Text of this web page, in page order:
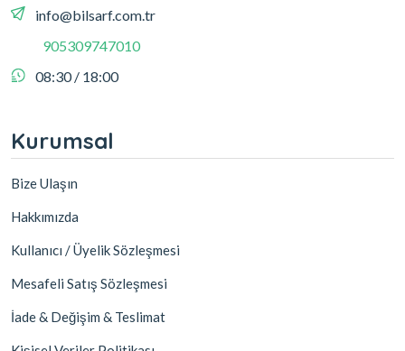
info@bilsarf.com.tr
905309747010
08:30 / 18:00
Kurumsal
Bize Ulaşın
Hakkımızda
Kullanıcı / Üyelik Sözleşmesi
Mesafeli Satış Sözleşmesi
İade & Değişim & Teslimat